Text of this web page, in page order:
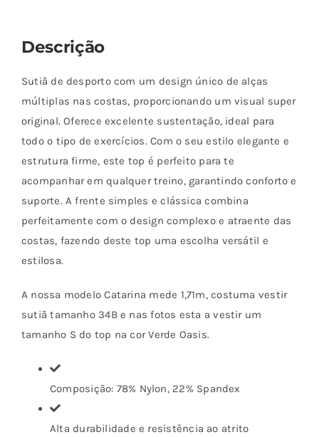
Descrição
Sutiã de desporto com um design único de alças
múltiplas nas costas, proporcionando um visual super
original. Oferece excelente sustentação, ideal para
todo o tipo de exercícios. Com o seu estilo elegante e
estrutura firme, este top é perfeito para te
acompanhar em qualquer treino, garantindo conforto e
suporte. A frente simples e clássica combina
perfeitamente com o design complexo e atraente das
costas, fazendo deste top uma escolha versátil e
estilosa.
A nossa modelo Catarina mede 1,71m, costuma vestir
sutiã tamanho 34B e nas fotos esta a vestir um
tamanho S do top na cor Verde Oasis.
Composição: 78% Nylon, 22% Spandex
Alta durabilidade e resistência ao atrito